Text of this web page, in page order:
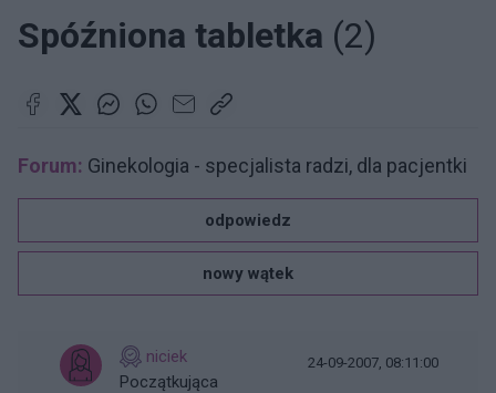
Spóźniona tabletka (2)
Forum: Ginekologia - specjalista radzi, dla pacjentki
odpowiedz
nowy wątek
niciek
Początkująca
24-09-2007, 08:11:00